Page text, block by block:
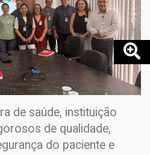
de saúde, instituição
de qualidade,
do paciente e